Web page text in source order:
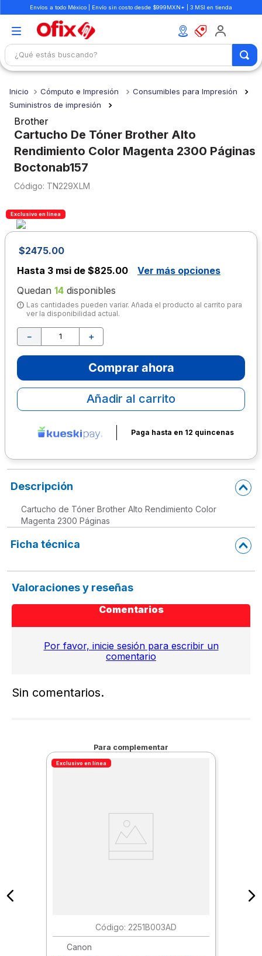
Envíos a todo México | Envío sin costo desde $999MXN* | 3 MSI en tienda
¿Qué estás buscando?
Cómputo e Impresión
Consumibles para Impresión
Suministros de impresión
Brother
Cartucho De Tóner Brother Alto
Rendimiento Color Magenta 2300 Páginas
Boctonab157
: TN229XLM
Exclusivo en línea
$2475.00
Hasta 3 msi de $825.00
Ver más opciones
Quedan 14 disponibles
Las cantidades pueden variar. Añada el producto al carrito para
ver la disponibilidad actual.
＋
－
Comprar ahora
Añadir al carrito
Paga hasta en 12 quincenas
Descripción
Cartucho de Tóner Brother Alto Rendimiento Color
Magenta 2300 Páginas
Ficha técnica
Valoraciones y reseñas
Comentarios
Por favor, inicie sesión para escribir un
comentario
Sin comentarios.
Para complementar
Exclusivo en línea
: 2251B003AD
Canon
1.
mochilas
2
libretas
3.
cuaderno
4.
cuadernos
7.
sacapuntas